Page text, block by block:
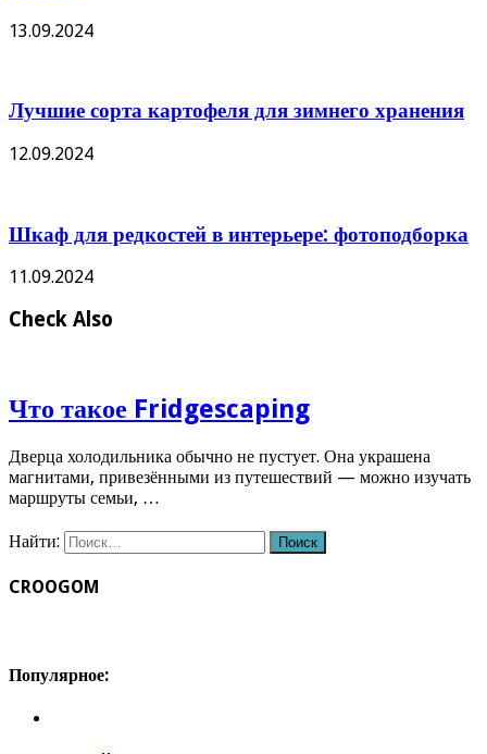
13.09.2024
Лучшие сорта картофеля для зимнего хранения
12.09.2024
Шкаф для редкостей в интерьере: фотоподборка
11.09.2024
Check Also
Что такое Fridgescaping
Дверца холодильника обычно не пустует. Она украшена
магнитами, привезёнными из путешествий — можно изучать
маршруты семьи, …
Найти:
CROOGOM
Популярное: